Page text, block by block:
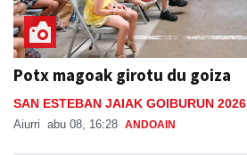
Potx magoak girotu du goiza
SAN ESTEBAN JAIAK GOIBURUN 2026
Aiurri abu 08, 16:28 ANDOAIN